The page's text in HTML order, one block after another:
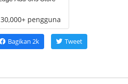
30,000+ pengguna
Bagikan 2k Tweet